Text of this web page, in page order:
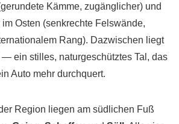
Kämme, zugänglicher) und
im Osten (senkrechte Felswände,
Rang). Dazwischen liegt
— ein stilles, naturgeschütztes Tal, das
Auto mehr durchquert.
Region liegen am südlichen Fuß